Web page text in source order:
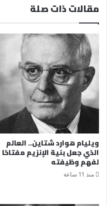
مقالات ذات صلة
ويليام هوارد شتاين.. العالم
الذي جعل بنية الإنزيم مفتاحًا
لفهم وظيفته
منذ 11 ساعة